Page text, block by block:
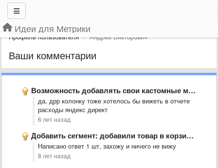
Идеи для Метрики
Профиль пользователя Андрей Викторович
Ваши комментарии
Возможность добавлять свои кастомные метрики, состоящие из уже существующих
да, дрр колонку тоже хотелось бы вижеть в отчете
расходы яндекс директ
6 лет назад
Добавить сегмент: добавили товар в корзину из категории.
Написано ответ 1 шт, захожу и ничего не вижу
8 лет назад